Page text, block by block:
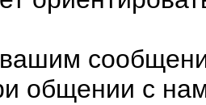
общении с